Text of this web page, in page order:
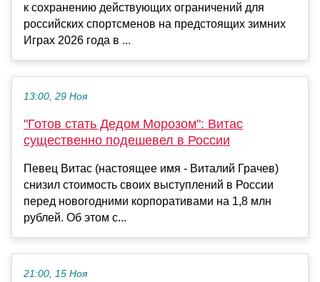
к сохранению действующих ограничений для
российских спортсменов на предстоящих зимних
Играх 2026 года в ...
13:00, 29 Ноя
"Готов стать Дедом Морозом": Витас
существенно подешевел в России
Певец Витас (настоящее имя - Виталий Грачев)
снизил стоимость своих выступлений в России
перед новогодними корпоративами на 1,8 млн
рублей. Об этом с...
21:00, 15 Ноя